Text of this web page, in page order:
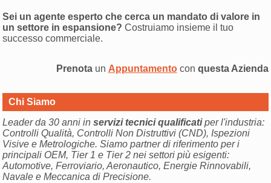
Sei un agente esperto che cerca un mandato di valore in
un settore in espansione? Costruiamo insieme il tuo
successo commerciale.
Prenotaun Appuntamentocon questa Azienda
Chi Siamo
Leader da 30 anni inservizi tecnici qualificatiper l'industria:
Controlli Qualità, Controlli Non Distruttivi (CND), Ispezioni
Visive e Metrologiche. Siamo partner di riferimento per i
principali OEM, Tier 1 e Tier 2 nei settori più esigenti:
Automotive, Ferroviario, Aeronautico, Energie Rinnovabili,
Navale e Meccanica di Precisione.